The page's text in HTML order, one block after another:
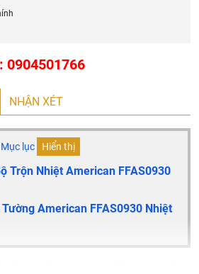
0904501766
NHẬN XÉT
Mục lục Hiển thị
Trộn Nhiệt American FFAS0930
American FFAS0930 Nhiệt